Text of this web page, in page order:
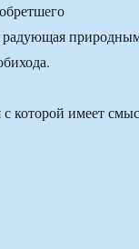
радующая
которой имеет